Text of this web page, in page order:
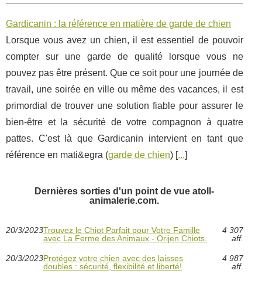
Gardicanin : la référence en matière de garde de chien
Lorsque vous avez un chien, il est essentiel de pouvoir
compter sur une garde de qualité lorsque vous ne
pouvez pas être présent. Que ce soit pour une journée de
travail, une soirée en ville ou même des vacances, il est
primordial de trouver une solution fiable pour assurer le
bien-être et la sécurité de votre compagnon à quatre
pattes. C'est là que Gardicanin intervient en tant que
référence en mati&egra (garde de chien) [...]
Dernières sorties d'un point de vue atoll-
animalerie.com.
20/3/2023Trouvez le Chiot Parfait pour Votre Famille
avec La Ferme des Animaux - Orijen Chiots.
4 307
aff.
20/3/2023Protégez votre chien avec des laisses
doubles : sécurité, flexibilité et liberté!
4 987
aff.